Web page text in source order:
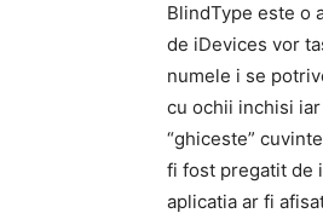
BlindType este o
de iDevices vor
numele i se
cu ochii inchisi
“ghiceste”
fi fost pregatit de
aplicatia ar fi